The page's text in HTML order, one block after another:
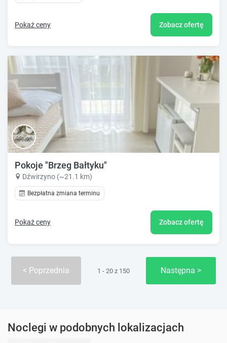
Pokaż ceny Zobacz ofertę
Pokoje "Brzeg Bałtyku"
Dźwirzyno (~21.1 km)
Bezpłatna zmiana terminu
Pokaż ceny Zobacz ofertę
Poprzednia 1 - 20 z 150 Następna
Noclegi w podobnych lokalizacjach